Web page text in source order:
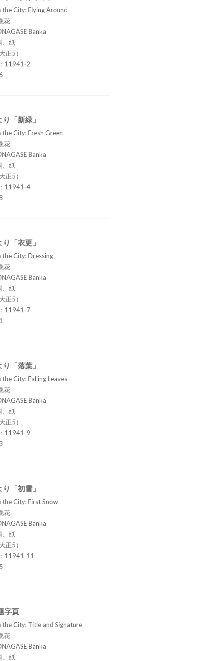
the City: Flying Around
花
Banka
、紙
正5）
11941-2
り「新緑」
the City: Fresh Green
花
Banka
、紙
正5）
11941-4
り「衣更」
the City: Dressing
花
Banka
、紙
正5）
11941-7
り「落葉」
the City: Falling Leaves
花
Banka
、紙
正5）
11941-9
り「初雪」
the City: First Snow
花
Banka
、紙
正5）
11941-11
字頁
the City: Title and Signature
花
Banka
、紙